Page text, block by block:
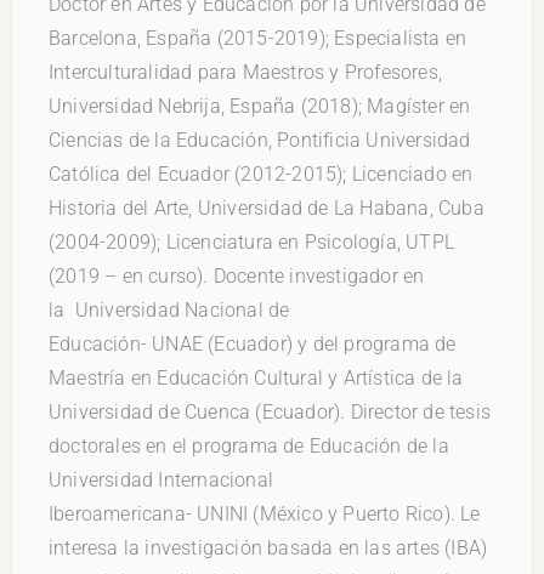
Barcelona, España (2015-2019); Especialista en
Interculturalidad para Maestros y Profesores,
Universidad Nebrija, España (2018); Magíster en
Ciencias de la Educación, Pontificia Universidad
Católica del Ecuador (2012-2015); Licenciado en
Historia del Arte, Universidad de La Habana, Cuba
(2004-2009); Licenciatura en Psicología, UTPL
(2019 – en curso). Docente investigador en
la Universidad Nacional de
Educación- UNAE (Ecuador) y del programa de
Maestría en Educación Cultural y Artística de la
Universidad de Cuenca (Ecuador). Director de tesis
doctorales en el programa de Educación de la
Universidad Internacional
Iberoamericana- UNINI (México y Puerto Rico). Le
interesa la investigación basada en las artes (IBA)